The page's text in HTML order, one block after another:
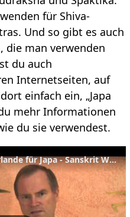
für Shiva-
Und so gibt es auch
die man verwenden
du auch
Internetseiten, auf
einfach ein, „Japa
mehr Informationen
du sie verwendest.
Japa Mala – Gebetskette, Girlande für Japa - Sanskrit Wörterbuch